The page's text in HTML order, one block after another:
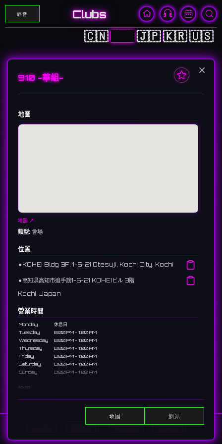
靜音 Clubs
🇨🇳🇭🇰 🇯🇵🇰🇷🇺🇸
×
910 -華組-
地圖
地圖 ↗
類型: 會場
位置
⚫︎ KOHEI Bldg 3F, 1-5-21 Otesuji, Kochi City, Kochi
⚫︎高知県高知市追手筋1-5-21 KOHEIビル 3階
Kochi, Japan
營業時間
Monday
休息日
Tuesday
8:00 PM - 1:00 AM
Wednesday
8:00 PM - 1:00 AM
Thursday
8:00 PM - 1:00 AM
Friday
8:00 PM - 1:00 AM
Saturday
8:00 PM - 1:00 AM
Sunday
8:00 PM - 1:00 AM
說明
かな衣装のキャストが、南国の夜を明るく彩ります。
地圖 網站